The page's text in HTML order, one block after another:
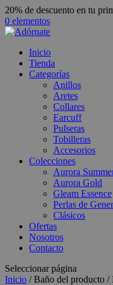
20% de descuento en tu
0 elementos
Inicio
Tienda
Categorías
Anillos
Aretes
Collares
Earcuff
Pulseras
Tobilleras
Accesorios
Colecciones
Aurora
Aurora Gold
Gleam Essence
Perlas de
Clásicos
Ofertas
Nosotros
Contacto
Seleccionar página
Inicio / Baño del producto /